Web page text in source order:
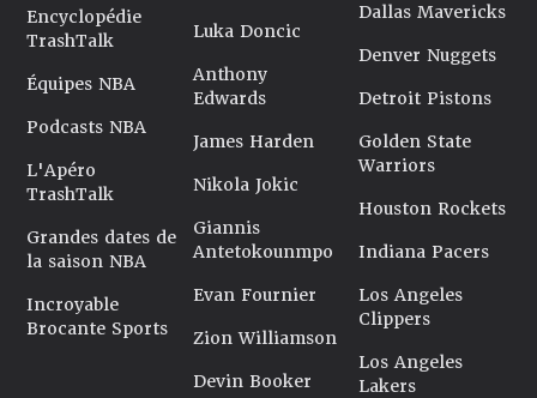
Encyclopédie
TrashTalk
Équipes NBA
Podcasts NBA
L'Apéro
TrashTalk
Grandes dates de
la saison NBA
Incroyable
Brocante Sports
Luka Doncic
Anthony
Edwards
James Harden
Nikola Jokic
Giannis
Antetokounmpo
Evan Fournier
Zion Williamson
Devin Booker
Dallas Mavericks
Denver Nuggets
Detroit Pistons
Golden State
Warriors
Houston Rockets
Indiana Pacers
Los Angeles
Clippers
Los Angeles
Lakers